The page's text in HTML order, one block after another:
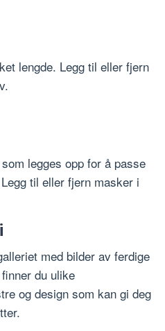
lengde. Legg til eller fjern
legges opp for å passe
til eller fjern masker i
med bilder av ferdige
du ulike
og design som kan gi deg